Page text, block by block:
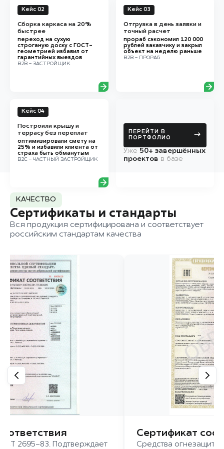
Кейс 02
Сборка каркаса на 20%
быстрее
переход на сухую
строганую доску с ГОСТ-
геометрией избавил от
гарантийных выездов
B2B - ЗАСТРОЙЩИК
Кейс 03
Отгрузка в день заявки и
точный расчет
прораб сэкономил 120 000
рублей заказчику и закрыл
объект на неделю раньше
B2B - ПРОРАБ
Кейс 04
Построили крышу и
террасу без переплат
оптимизировали смету на
25% и избавили клиента от
страха быть обманутым
B2C - ЧАСТНЫЙ ЗАСТРОЙЩИК
ПЕРЕЙТИ В
ПОРТФОЛИО
→
Уже 50+ завершённых
проектов в базе
КАЧЕСТВО
Сертификаты и стандарты
Вся продукция сертифицирована и соответствует
российским стандартам качества
2695-83. Подтверждает
Сертификат
Средства огнезащиты